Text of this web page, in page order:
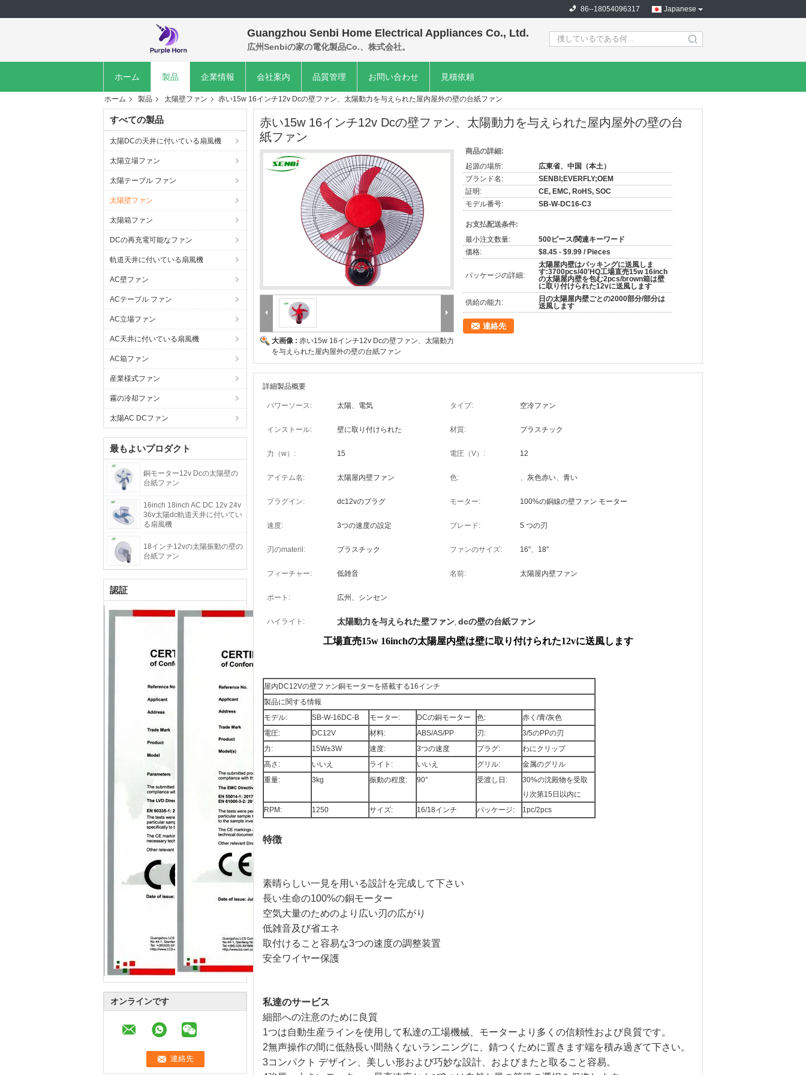
Japanese
86--18054096317
Guangzhou Senbi Home Electrical Appliances Co., Ltd.
広州Senbiの家の電化製品Co.、株式会社。 search
ホーム 製品 企業情報 会社案内 品質管理 お問い合わせ 見積依頼
ホーム 製品 太陽壁ファン 赤い15w 16インチ12v Dcの壁ファン、太陽動力を与えられた屋内屋外の壁の台紙ファン
すべての製品
太陽DCの天井に付いている扇風機
太陽立場ファン
太陽テーブル ファン
太陽壁ファン
太陽箱ファン
DCの再充電可能なファン
軌道天井に付いている扇風機
AC壁ファン
ACテーブル ファン
AC立場ファン
AC天井に付いている扇風機
AC箱ファン
産業様式ファン
霧の冷却ファン
太陽AC DCファン
最もよいプロダクト
銅モーター12v Dcの太陽壁の
台紙ファン
16inch 18inch AC DC 12v 24v
36v太陽dc軌道天井に付いてい
る扇風機
18インチ12vの太陽振動の壁の
台紙ファン
認証
オンラインです
赤い15w 16インチ12v Dcの壁ファン、太陽動力を与えられた屋内屋外の壁の台
紙ファン
大画像 : 赤い15w 16インチ12v Dcの壁ファン、太陽動力
を与えられた屋内屋外の壁の台紙ファン
商品の詳細:
起源の場所:
広東省、中国（本土）
ブランド名:
SENBI;EVERFLY;OEM
証明:
CE, EMC, RoHS, SOC
モデル番号:
SB-W-DC16-C3
お支払配送条件:
最小注文数量:
500ピース/関連キーワード
価格:
$8.45 - $9.99 / Pieces
パッケージの詳細:
太陽屋内壁はパッキングに送風しま
す:3700pcs/40'HQ工場直売15w 16inch
の太陽屋内壁を包む2pcs/brown箱は壁
に取り付けられた12vに送風します
供給の能力:
日の太陽屋内壁ごとの2000部分/部分は
送風します
連絡先
詳細製品概要
パワーソース: 太陽、電気 タイプ: 空冷ファン
インストール: 壁に取り付けられた 材質: プラスチック
力（w）: 15 電圧（V）: 12
アイテム名: 太陽屋内壁ファン 色: 、灰色赤い、青い
プラグイン: dc12vのプラグ モーター: 100%の銅線の壁ファン モーター
速度: 3つの速度の設定 ブレード: 5 つの刃
刃のmateril: プラスチック ファンのサイズ: 16"、18"
フィーチャー: 低雑音 名前: 太陽屋内壁ファン
ポート: 広州、シンセン
ハイライト: 太陽動力を与えられた壁ファン, dcの壁の台紙ファン
工場直売15w 16inchの太陽屋内壁は壁に取り付けられた12vに送風します
屋内DC12Vの壁ファン銅モーターを搭載する16インチ
製品に関する情報
モデル:
SB-W-16DC-B モーター: DCの銅モーター 色:
赤く/青/灰色
電圧:
DC12V 材料: ABS/AS/PP 刃:
3/5のPPの刃
力:
15W±3W 速度: 3つの速度 プラグ:
わにクリップ
高さ:
いいえ ライト: いいえ グリル:
金属のグリル
重量:
3kg 振動の程度: 90° 受渡し日:
30%の沈殿物を受取
り次第15日以内に
RPM:
1250 サイズ: 16/18インチ パッケージ: 1pc/2pcs
特徴
素晴らしい一見を用いる設計を完成して下さい
長い生命の100%の銅モーター
空気大量のためのより広い刃の広がり
低雑音及び省エネ
取付けること容易な3つの速度の調整装置
安全ワイヤー保護
私達のサービス
細部への注意のために良質
1つは自動生産ラインを使用して私達の工場機械、モーターより多くの信頼性および良質です。
2無声操作の間に低熱長い間熱くないランニングに、錆つくために置きます端を積み過ぎて下さい。
3コンパクト デザイン、美しい形および巧妙な設計、およびまたと取ること容易。